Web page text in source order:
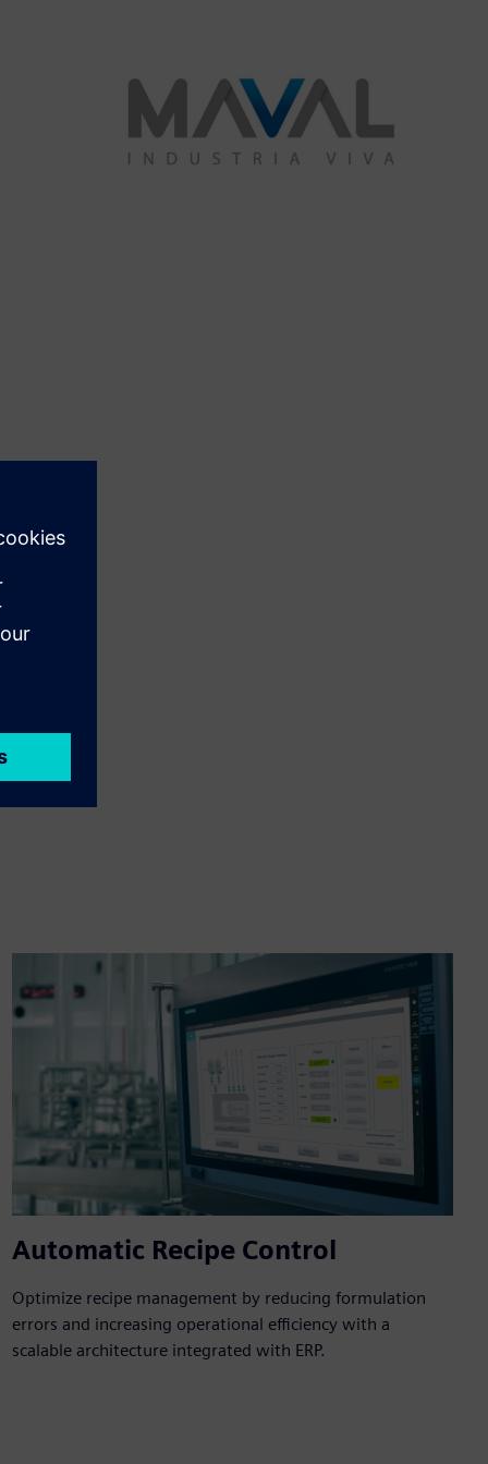
Automatic Recipe Control
Optimize recipe management by reducing formulation
errors and increasing operational efficiency with a
scalable architecture integrated with ERP.